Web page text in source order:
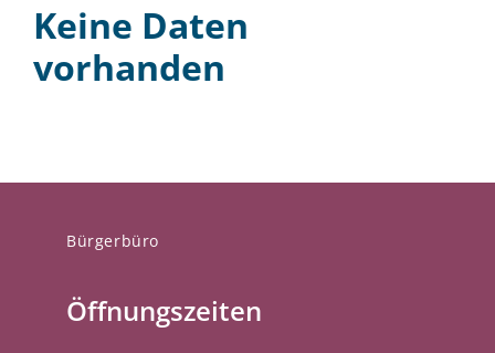
Keine Daten
vorhanden
Bürgerbüro
Öffnungszeiten